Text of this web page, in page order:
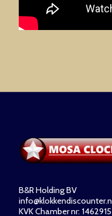
B&R Holding BV
KVK Chamber nr: